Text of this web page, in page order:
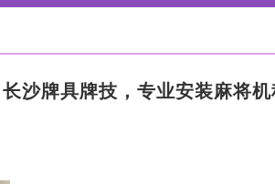
长沙牌具牌技，专业安装麻将